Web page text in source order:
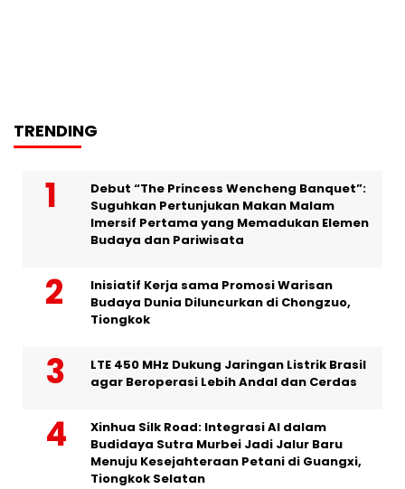
TRENDING
Debut “The Princess Wencheng Banquet”:
Suguhkan Pertunjukan Makan Malam
Imersif Pertama yang Memadukan Elemen
Budaya dan Pariwisata
Inisiatif Kerja sama Promosi Warisan
Budaya Dunia Diluncurkan di Chongzuo,
Tiongkok
LTE 450 MHz Dukung Jaringan Listrik Brasil
agar Beroperasi Lebih Andal dan Cerdas
Xinhua Silk Road: Integrasi AI dalam
Budidaya Sutra Murbei Jadi Jalur Baru
Menuju Kesejahteraan Petani di Guangxi,
Tiongkok Selatan